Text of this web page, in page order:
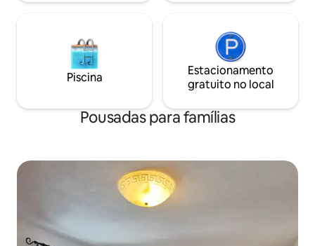
Piscina
Estacionamento
gratuito no local
Pousadas para famílias